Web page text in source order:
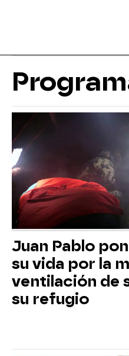
Juan Pablo
su vida por la
ventilación de
su refugio